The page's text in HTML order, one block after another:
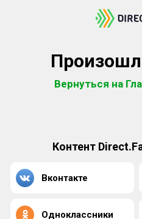
Вернуться на
Контент
Вконтакте
Одноклассники